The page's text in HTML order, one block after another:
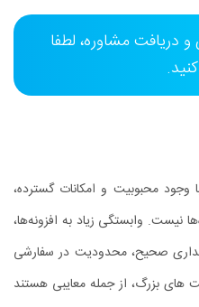
دریافت مشاوره، لطفا
وجود محبوبیت و امکانات گسترده،
نیست. وابستگی زیاد به افزونه‌ها،
صحیح، محدودیت در سفارشی‌
بزرگ، از جمله معایبی هستند